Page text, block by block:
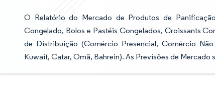
O Relatório do Mercado de Produtos de
Congelado, Bolos e Pastéis Congelados, Croissants
de Distribuição (Comércio Presencial, Comércio
Kuwait, Catar, Omã, Bahrein). As Previsões de Mercado